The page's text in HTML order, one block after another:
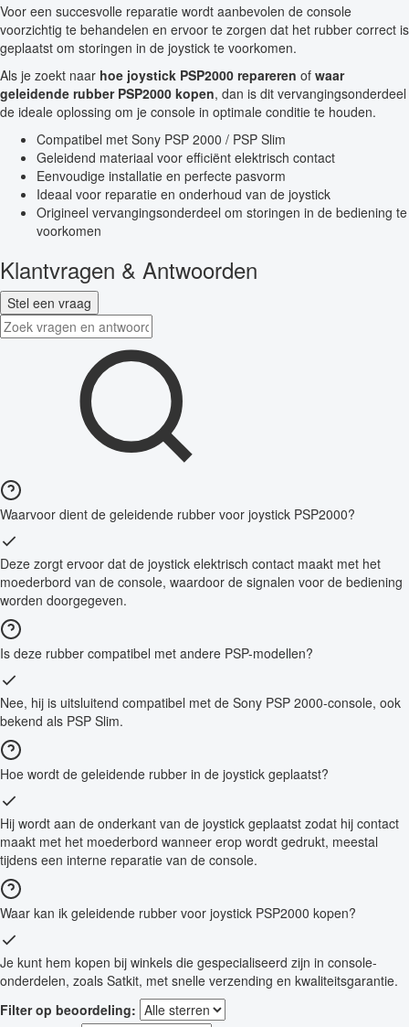
Voor een succesvolle reparatie wordt aanbevolen de console
voorzichtig te behandelen en ervoor te zorgen dat het rubber correct is
geplaatst om storingen in de joystick te voorkomen.
Als je zoekt naar hoe joystick PSP2000 repareren of waar
geleidende rubber PSP2000 kopen, dan is dit vervangingsonderdeel
de ideale oplossing om je console in optimale conditie te houden.
Compatibel met Sony PSP 2000 / PSP Slim
Geleidend materiaal voor efficiënt elektrisch contact
Eenvoudige installatie en perfecte pasvorm
Ideaal voor reparatie en onderhoud van de joystick
Origineel vervangingsonderdeel om storingen in de bediening te
voorkomen
Klantvragen & Antwoorden
Stel een vraag
Waarvoor dient de geleidende rubber voor joystick PSP2000?
Deze zorgt ervoor dat de joystick elektrisch contact maakt met het
moederbord van de console, waardoor de signalen voor de bediening
worden doorgegeven.
Is deze rubber compatibel met andere PSP-modellen?
Nee, hij is uitsluitend compatibel met de Sony PSP 2000-console, ook
bekend als PSP Slim.
Hoe wordt de geleidende rubber in de joystick geplaatst?
Hij wordt aan de onderkant van de joystick geplaatst zodat hij contact
maakt met het moederbord wanneer erop wordt gedrukt, meestal
tijdens een interne reparatie van de console.
Waar kan ik geleidende rubber voor joystick PSP2000 kopen?
Je kunt hem kopen bij winkels die gespecialiseerd zijn in console-
onderdelen, zoals Satkit, met snelle verzending en kwaliteitsgarantie.
Filter op beoordeling: